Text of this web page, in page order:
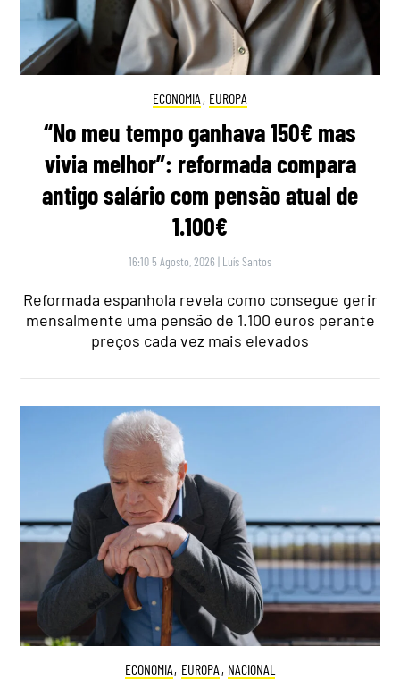
ECONOMIA , EUROPA
“No meu tempo ganhava 150€ mas
vivia melhor”: reformada compara
antigo salário com pensão atual de
1.100€
16:10 5 Agosto, 2026 | Luís Santos
Reformada espanhola revela como consegue gerir
mensalmente uma pensão de 1.100 euros perante
preços cada vez mais elevados
ECONOMIA, EUROPA , NACIONAL